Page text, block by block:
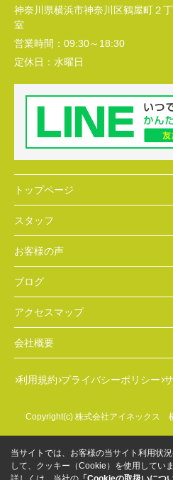
神奈川県横浜市神奈川区鶴屋町２
室
営業時間： 09:30～18:30
定休日： 水曜日
トップページ
スタッフ
お客様の声
ブログ
アクセスマップ
会社概要
利用規約 プライバシーポリシー
Copyright(c) 株式会社アイネックス
当サイトでは、お客様の当サイト利用状
して、クッキー（Cookie）を使用していま